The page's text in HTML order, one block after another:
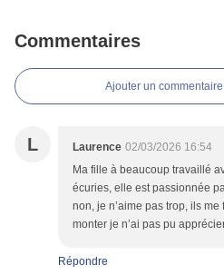
Commentaires
Ajouter un commentaire
L Laurence 02/03/2026 16:54
Ma fille à beaucoup travaillé
écuries, elle est passionnée
non, je n’aime pas trop, ils me
monter je n’ai pas pu
Répondre